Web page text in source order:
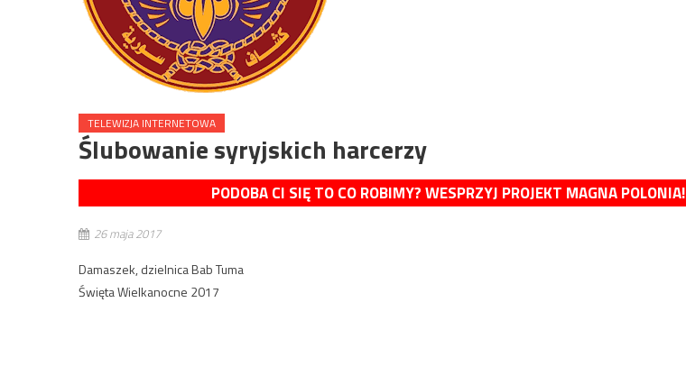
TELEWIZJA INTERNETOWA
Ślubowanie syryjskich harcerzy
PODOBA CI SIĘ TO CO ROBIMY? WESPRZYJ PROJEKT MAGNA POLONIA!
26 maja 2017
Damaszek, dzielnica Bab Tuma
Święta Wielkanocne 2017